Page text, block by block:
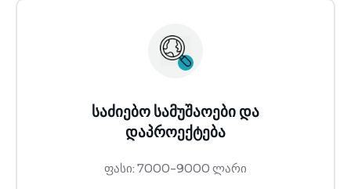
საძიებო სამუშაოები და
დაპროექტება
ფასი: 7000-9000 ლარი